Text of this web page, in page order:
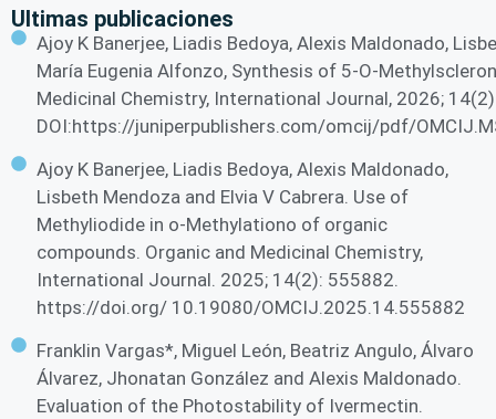
Ultimas publicaciones
Ajoy K Banerjee, Liadis Bedoya, Alexis Maldonado,
María Eugenia Alfonzo, Synthesis of 5-O-
Medicinal Chemistry, International Journal, 2026;
DOI:https://juniperpublishers.com/omcij/pdf/
Ajoy K Banerjee, Liadis Bedoya, Alexis Maldonado,
Lisbeth Mendoza and Elvia V Cabrera. Use of
Methyliodide in o-Methylationo of organic
compounds. Organic and Medicinal Chemistry,
International Journal. 2025; 14(2): 555882.
https://doi.org/ 10.19080/OMCIJ.2025.14.555882
Franklin Vargas*, Miguel León, Beatriz Angulo, Álvaro
Álvarez, Jhonatan González and Alexis Maldonado.
Evaluation of the Photostability of Ivermectin.